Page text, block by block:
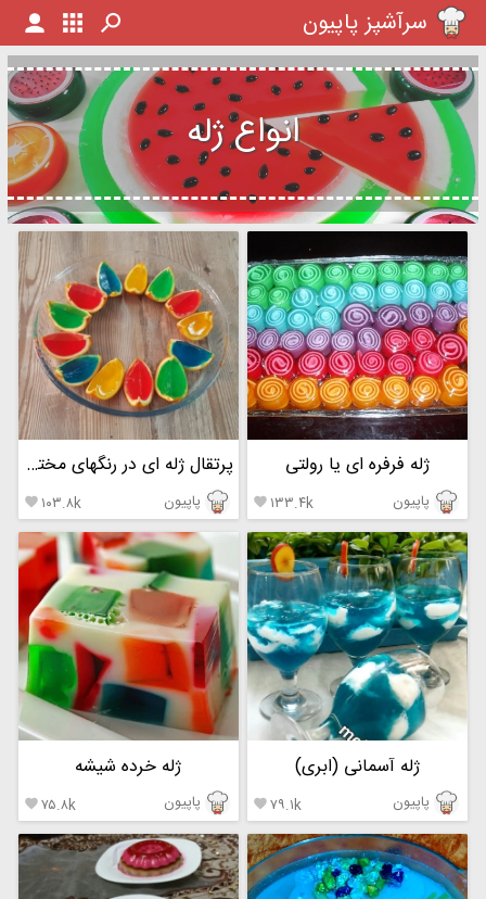
سرآشپز پاپیون
انواع ژله
ژله فرفره ای یا رولتی
پاپیون ۱۳۳.۴k 
پرتقال ژله ای در رنگهای مختلف
پاپیون ۱۰۳.۸k 
ژله آسمانی (ابری)
پاپیون ۷۹.۱k 
ژله خرده شیشه
پاپیون ۷۵.۸k 